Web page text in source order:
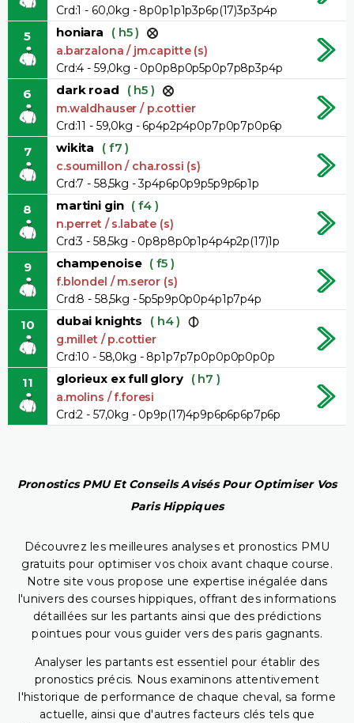
Crd:1 - 60,0kg - 8p0p1p1p3p6p(17)3p3p4p
5 honiara ( h5 )
a.barzalona / jm.capitte (s)
Crd:4 - 59,0kg - 0p0p8p0p5p0p7p8p3p4p
6 dark road ( h5 )
m.waldhauser / p.cottier
Crd:11 - 59,0kg - 6p4p2p4p0p7p0p7p0p6p
7 wikita ( f7 )
c.soumillon / cha.rossi (s)
Crd:7 - 58,5kg - 3p4p6p0p9p5p9p6p1p
8 martini gin ( f4 )
n.perret / s.labate (s)
Crd:3 - 58,5kg - 0p8p8p0p1p4p4p2p(17)1p
9 champenoise ( f5 )
f.blondel / m.seror (s)
Crd:8 - 58,5kg - 5p5p9p0p0p4p1p7p4p
10 dubai knights ( h4 )
g.millet / p.cottier
Crd:10 - 58,0kg - 8p1p7p7p0p0p0p0p0p
11 glorieux ex full glory ( h7 )
a.molins / f.foresi
Crd:2 - 57,0kg - 0p9p(17)4p9p6p6p6p7p6p
Pronostics PMU Et Conseils Avisés Pour Optimiser Vos
Paris Hippiques
Découvrez les meilleures analyses et pronostics PMU
gratuits pour optimiser vos choix avant chaque course.
Notre site vous propose une expertise inégalée dans
l'univers des courses hippiques, offrant des informations
détaillées sur les partants ainsi que des prédictions
pointues pour vous guider vers des paris gagnants.
Analyser les partants est essentiel pour établir des
pronostics précis. Nous examinons attentivement
l'historique de performance de chaque cheval, sa forme
actuelle, ainsi que d'autres facteurs clés tels que